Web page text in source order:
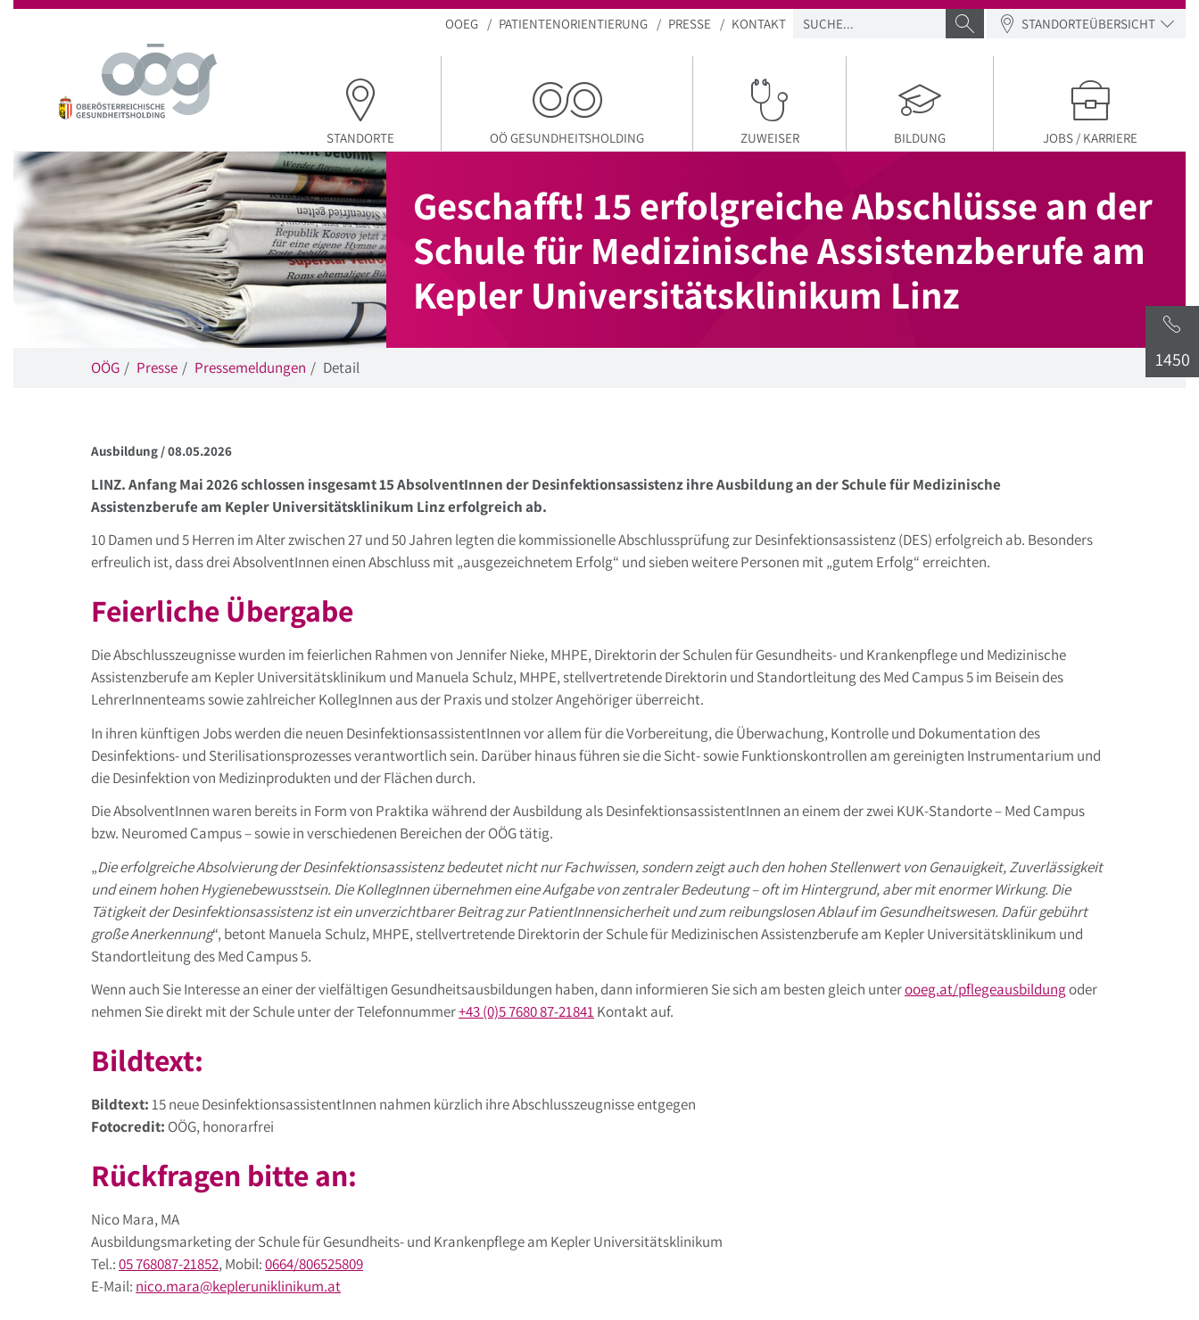
1450
OOEG PATIENTENORIENTIERUNG PRESSE KONTAKT SUCHE SUCHE ABSENDEN
STANDORTEÜBERSICHT
STANDORTE OÖ GESUNDHEITSHOLDING ZUWEISER BILDUNG JOBS / KARRIERE
Geschafft! 15 erfolgreiche Abschlüsse an der
Schule für Medizinische Assistenzberufe am
Kepler Universitätsklinikum Linz
OÖG Presse Pressemeldungen Detail
Ausbildung /08.05.2026
LINZ. Anfang Mai 2026 schlossen insgesamt 15 AbsolventInnen der Desinfektionsassistenz ihre Ausbildung an der Schule für Medizinische
Assistenzberufe am Kepler Universitätsklinikum Linz erfolgreich ab.
10 Damen und 5 Herren im Alter zwischen 27 und 50 Jahren legten die kommissionelle Abschlussprüfung zur Desinfektionsassistenz (DES) erfolgreich ab. Besonders
erfreulich ist, dass drei AbsolventInnen einen Abschluss mit „ausgezeichnetem Erfolg“ und sieben weitere Personen mit „gutem Erfolg“ erreichten.
Feierliche Übergabe
Die Abschlusszeugnisse wurden im feierlichen Rahmen von Jennifer Nieke, MHPE, Direktorin der Schulen für Gesundheits- und Krankenpflege und Medizinische
Assistenzberufe am Kepler Universitätsklinikum und Manuela Schulz, MHPE, stellvertretende Direktorin und Standortleitung des Med Campus 5 im Beisein des
LehrerInnenteams sowie zahlreicher KollegInnen aus der Praxis und stolzer Angehöriger überreicht.
In ihren künftigen Jobs werden die neuen DesinfektionsassistentInnen vor allem für die Vorbereitung, die Überwachung, Kontrolle und Dokumentation des
Desinfektions- und Sterilisationsprozesses verantwortlich sein. Darüber hinaus führen sie die Sicht- sowie Funktionskontrollen am gereinigten Instrumentarium und
die Desinfektion von Medizinprodukten und der Flächen durch.
Die AbsolventInnen waren bereits in Form von Praktika während der Ausbildung als DesinfektionsassistentInnen an einem der zwei KUK-Standorte – Med Campus
bzw. Neuromed Campus – sowie in verschiedenen Bereichen der OÖG tätig.
„Die erfolgreiche Absolvierung der Desinfektionsassistenz bedeutet nicht nur Fachwissen, sondern zeigt auch den hohen Stellenwert von Genauigkeit, Zuverlässigkeit
und einem hohen Hygienebewusstsein. Die KollegInnen übernehmen eine Aufgabe von zentraler Bedeutung – oft im Hintergrund, aber mit enormer Wirkung. Die
Tätigkeit der Desinfektionsassistenz ist ein unverzichtbarer Beitrag zur PatientInnensicherheit und zum reibungslosen Ablauf im Gesundheitswesen. Dafür gebührt
große Anerkennung“, betont Manuela Schulz, MHPE, stellvertretende Direktorin der Schule für Medizinischen Assistenzberufe am Kepler Universitätsklinikum und
Standortleitung des Med Campus 5.
Wenn auch Sie Interesse an einer der vielfältigen Gesundheitsausbildungen haben, dann informieren Sie sich am besten gleich unterooeg.at/pflegeausbildungoder
nehmen Sie direkt mit der Schule unter der Telefonnummer+43 (0)5 7680 87-21841 Kontakt auf.
Bildtext:
Bildtext:15 neue DesinfektionsassistentInnen nahmen kürzlich ihre Abschlusszeugnisse entgegen
Fotocredit: OÖG, honorarfrei
Rückfragen bitte an:
Nico Mara, MA
Ausbildungsmarketing der Schule für Gesundheits- und Krankenpflege am Kepler Universitätsklinikum
Tel.:05 768087-21852, Mobil:0664/806525809
E-Mail: nico.mara@kepleruniklinikum.at